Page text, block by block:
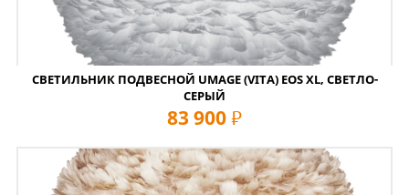
СВЕТИЛЬНИК ПОДВЕСНОЙ UMAGE (VITA) EOS XL, СВЕТЛО-
СЕРЫЙ
83 900 руб